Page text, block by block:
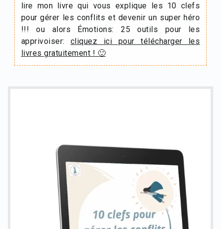
lire mon livre qui vous explique les 10 clefs
pour gérer les conflits et devenir un super héro
!!! ou alors Émotions: 25 outils pour les
apprivoiser: cliquez ici pour télécharger les
livres gratuitement ! 🙂